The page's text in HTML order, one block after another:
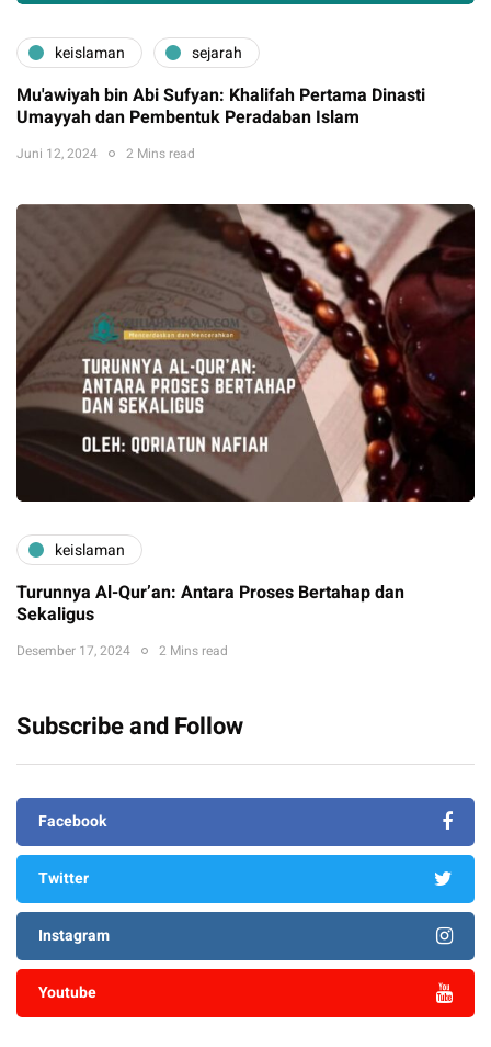
keislaman sejarah
Mu'awiyah bin Abi Sufyan: Khalifah Pertama Dinasti
Umayyah dan Pembentuk Peradaban Islam
Juni 12, 2024 2 Mins read
keislaman
Turunnya Al-Qur’an: Antara Proses Bertahap dan
Sekaligus
Desember 17, 2024 2 Mins read
Subscribe and Follow
Facebook
Twitter
Instagram
Youtube